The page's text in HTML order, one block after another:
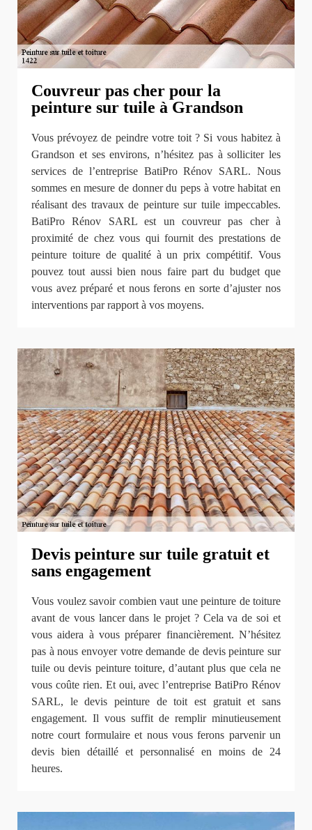
Couvreur pas cher pour la
peinture sur tuile à Grandson
Vous prévoyez de peindre votre toit ? Si vous habitez à
Grandson et ses environs, n’hésitez pas à solliciter les
services de l’entreprise BatiPro Rénov SARL. Nous
sommes en mesure de donner du peps à votre habitat en
réalisant des travaux de peinture sur tuile impeccables.
BatiPro Rénov SARL est un couvreur pas cher à
proximité de chez vous qui fournit des prestations de
peinture toiture de qualité à un prix compétitif. Vous
pouvez tout aussi bien nous faire part du budget que
vous avez préparé et nous ferons en sorte d’ajuster nos
interventions par rapport à vos moyens.
Devis peinture sur tuile gratuit et
sans engagement
Vous voulez savoir combien vaut une peinture de toiture
avant de vous lancer dans le projet ? Cela va de soi et
vous aidera à vous préparer financièrement. N’hésitez
pas à nous envoyer votre demande de devis peinture sur
tuile ou devis peinture toiture, d’autant plus que cela ne
vous coûte rien. Et oui, avec l’entreprise BatiPro Rénov
SARL, le devis peinture de toit est gratuit et sans
engagement. Il vous suffit de remplir minutieusement
notre court formulaire et nous vous ferons parvenir un
devis bien détaillé et personnalisé en moins de 24
heures.